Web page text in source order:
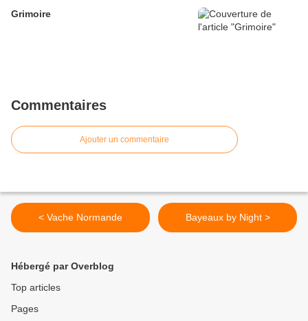
Grimoire
Commentaires
Ajouter un commentaire
< Vache Normande Bayeaux by Night >
Hébergé par Overblog
Top articles
Pages